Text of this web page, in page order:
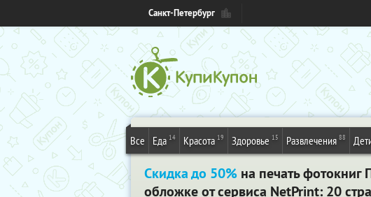
Санкт-Петербург
Все Еда 14 Красота 19 Здоровье 15 Развлечения 88
Скидка до 50% на печать
обложке от сервиса NetPrint: 20